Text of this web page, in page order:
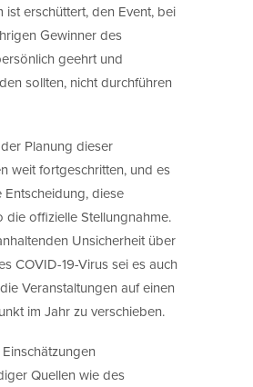
ist erschüttert, den Event, bei
Gewinner des
geehrt und
sollten, nicht durchführen
Planung dieser
weit fortgeschritten, und es
Entscheidung, diese
die offizielle Stellungnahme.
Unsicherheit über
COVID-19-Virus sei es auch
Veranstaltungen auf einen
im Jahr zu verschieben.
Quellen wie des